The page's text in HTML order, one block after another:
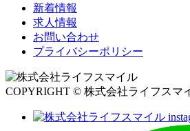
新着情報
求人情報
お問い合わせ
プライバシーポリシー
COPYRIGHT © 株式会社ライフスマ